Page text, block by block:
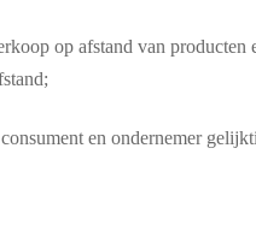
op afstand van producten
en ondernemer